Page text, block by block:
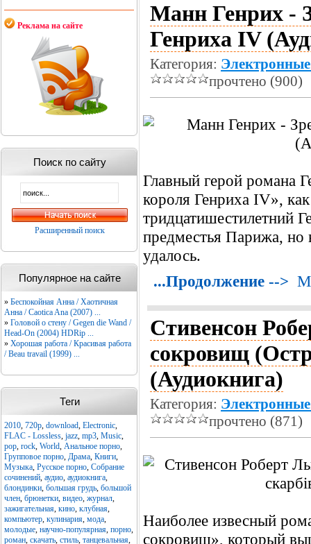
Реклама на сайте
Поиск по сайту
Расширенный поиск
Популярное на сайте
» Беспокойная Анна / Хаотичная
Анна / Caotica Ana (2007) ...
» Головой о стену / Gegen die Wand /
Head-On (2004) HDRip ...
» Хорошая работа / Красивая работа
/ Beau travail (1999) ...
Теги
2010, 720p, download, Electronic,
FLAC - Lossless, jazz, mp3, Music,
pop, rock, World, Анальное порно,
Групповое порно, Драма, Книги,
Музыка, Русское порно, Собрание
сочинений, аудио, аудиокнига,
блондинки, большая грудь, большой
член, брюнетки, видео, журнал,
зажигательная, кино, клубная,
компьютер, кулинария, мода,
молодые, научно-популярная, порно,
роман, скачать, стиль, танцевальная,
Манн Генрих -
Генриха IV
Категория:
прочтено (900)
Главный герой романа
короля Генриха IV»,
тридцатишестилетний
предместья Парижа, но
удалось.
...Продолжение -->
Стивенсон
сокровищ
(Аудиокнига)
Категория:
прочтено (871)
Наиболее извесный
сокровищ», который